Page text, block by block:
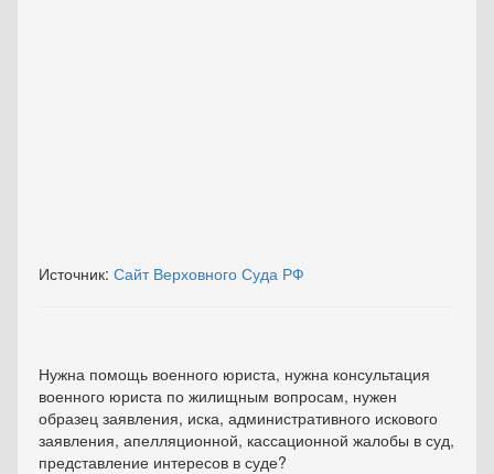
Источник: Сайт Верховного Суда РФ
Нужна помощь военного юриста, нужна консультация
военного юриста по жилищным вопросам, нужен
образец заявления, иска, административного искового
заявления, апелляционной, кассационной жалобы в суд,
представление интересов в суде?